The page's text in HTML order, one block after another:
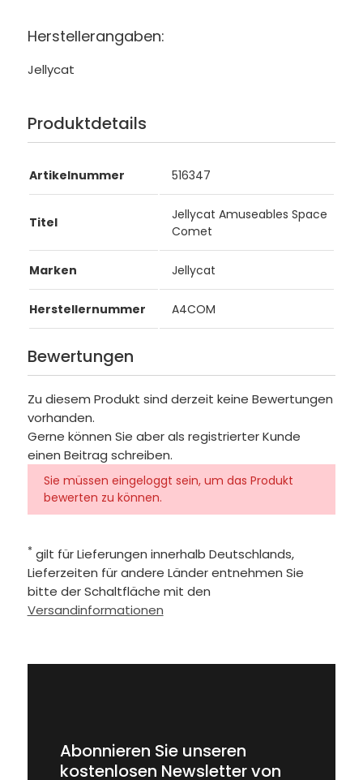
Herstellerangaben:
Jellycat
Produktdetails
Artikelnummer 516347
Titel
Jellycat Amuseables Space
Comet
Marken Jellycat
Herstellernummer A4COM
Bewertungen
Zu diesem Produkt sind derzeit keine Bewertungen
vorhanden.
Gerne können Sie aber als registrierter Kunde
einen Beitrag schreiben.
Sie müssen eingeloggt sein, um das Produkt
bewerten zu können.
* gilt für Lieferungen innerhalb Deutschlands,
Lieferzeiten für andere Länder entnehmen Sie
bitte der Schaltfläche mit den
Versandinformationen
Abonnieren Sie unseren
kostenlosen Newsletter von